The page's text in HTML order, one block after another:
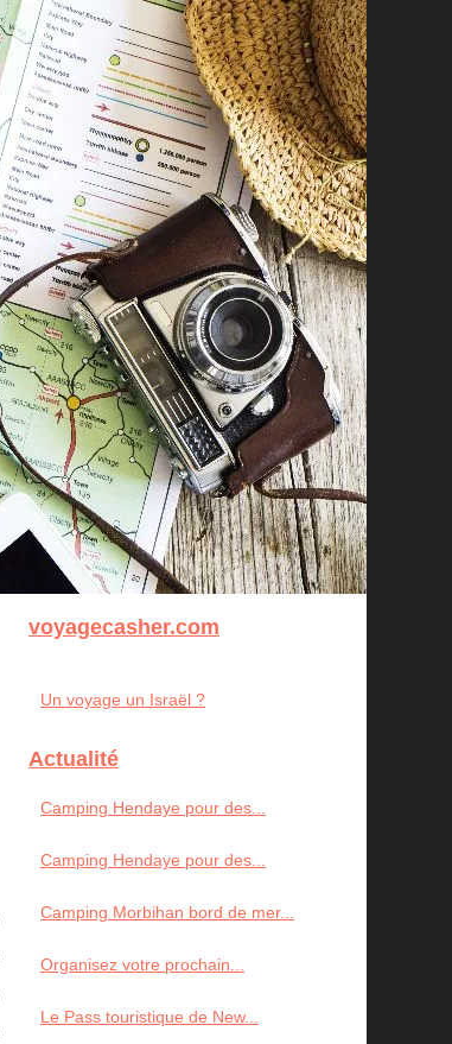
voyagecasher.com
Un voyage un Israël ?
Actualité
Camping Hendaye pour des...
Camping Hendaye pour des...
Camping Morbihan bord de mer...
Organisez votre prochain...
Le Pass touristique de New...